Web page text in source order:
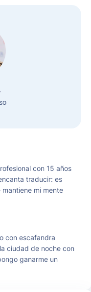
con 15 años
traducir: es
mi mente
con escafandra
ciudad de noche con
ganarme un